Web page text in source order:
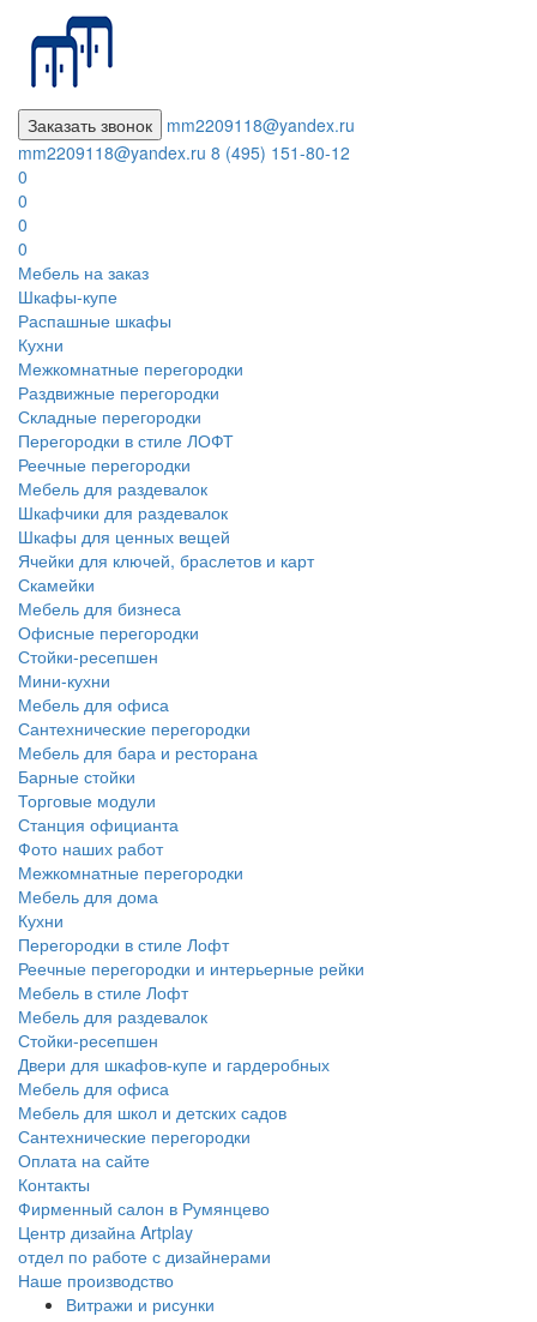
Заказать звонок
mm2209118@yandex.ru
mm2209118@yandex.ru 8 (495) 151-80-12
0
0
0
0
Мебель на заказ
Шкафы-купе
Распашные шкафы
Кухни
Межкомнатные перегородки
Раздвижные перегородки
Складные перегородки
Перегородки в стиле ЛОФТ
Реечные перегородки
Мебель для раздевалок
Шкафчики для раздевалок
Шкафы для ценных вещей
Ячейки для ключей, браслетов и карт
Скамейки
Мебель для бизнеса
Офисные перегородки
Стойки-ресепшен
Мини-кухни
Мебель для офиса
Сантехнические перегородки
Мебель для бара и ресторана
Барные стойки
Торговые модули
Станция официанта
Фото наших работ
Межкомнатные перегородки
Мебель для дома
Кухни
Перегородки в стиле Лофт
Реечные перегородки и интерьерные рейки
Мебель в стиле Лофт
Мебель для раздевалок
Стойки-ресепшен
Двери для шкафов-купе и гардеробных
Мебель для офиса
Мебель для школ и детских садов
Сантехнические перегородки
Оплата на сайте
Контакты
Фирменный салон в Румянцево
Центр дизайна Artplay
отдел по работе с дизайнерами
Наше производство
Витражи и рисунки